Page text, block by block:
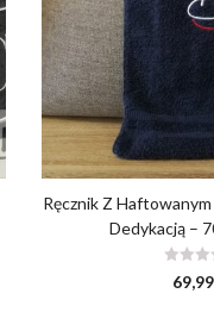
Ręcznik Z
Dedykacją –
69,99